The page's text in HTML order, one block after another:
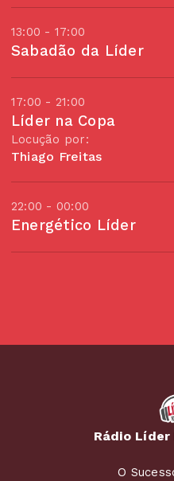
13:00 - 17:00
Sabadão da Líder
17:00 - 21:00
Líder na Copa
Locução por:
Thiago Freitas
22:00 - 00:00
Energético Líder
Rádio Líder
O